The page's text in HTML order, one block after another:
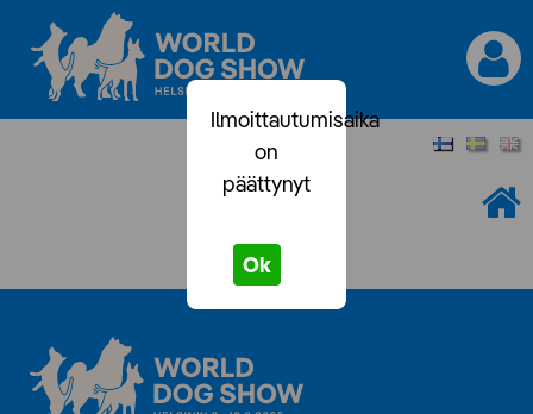
Ilmoittautumisaika
on
päättynyt
Ok